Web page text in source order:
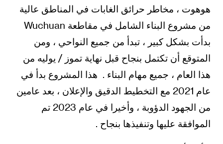
هوهوت ، مخاطر حرائق الغابات في المناطق عالية
من مشروع البناء الشامل في مقاطعة Wuchuan
بدأت بشكل كبير ، تبدأ من جميع النواحي ، ومن
المتوقع أن تكتمل بنجاح قبل نهاية تموز / يوليه من
هذا العام ، جميع مهام البناء . هذا المشروع بدأ في
عام 2021 مع التخطيط الدقيق والإعلان ، بعد عامين
من الجهود الدؤوبة ، وأخيرا في عام 2023 تم
الموافقة عليها وتنفيذها بنجاح .